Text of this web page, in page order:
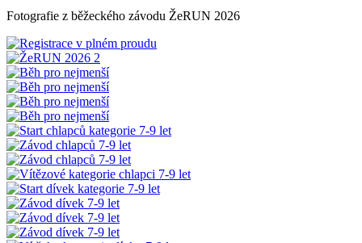
Fotografie z běžeckého závodu ŽeRUN 2026